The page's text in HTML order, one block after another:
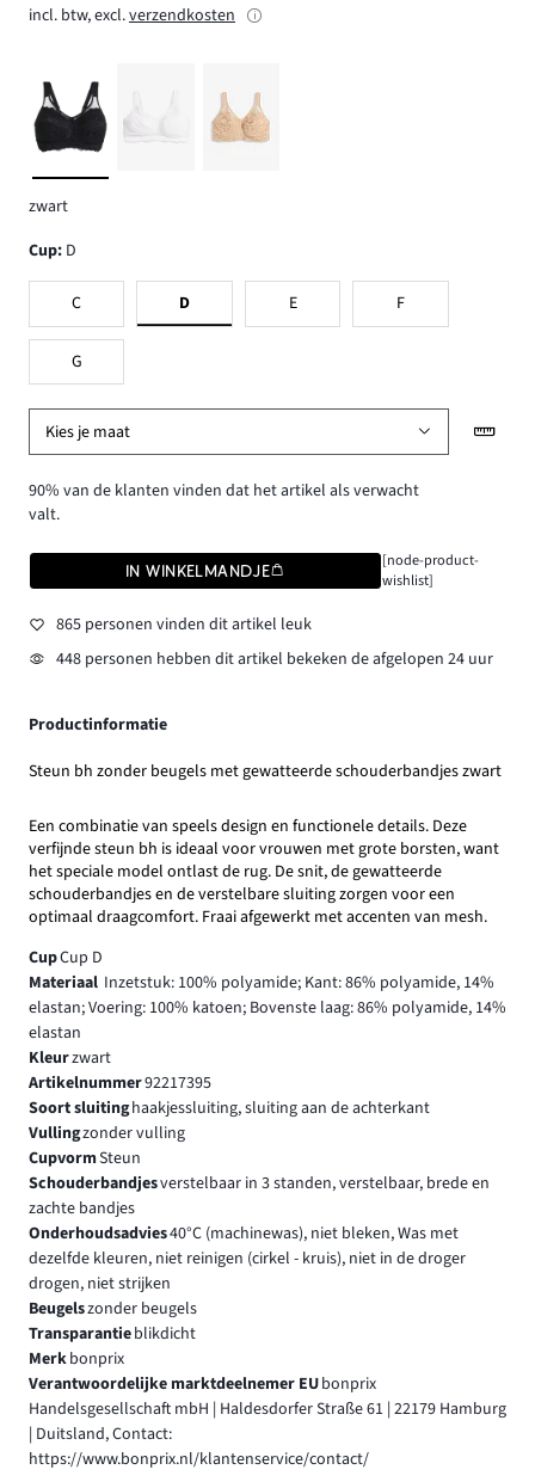
incl. btw, excl.verzendkosten
zwart
Cup: D
C D E F
G
Kies je maat
90% van de klanten vinden dat het artikel als verwacht
valt.
IN WINKELMANDJE
[node-product-
wishlist]
865 personen vinden dit artikel leuk
448 personen hebben dit artikel bekeken de afgelopen 24 uur
Productinformatie
Steun bh zonder beugels met gewatteerde schouderbandjes zwart
Een combinatie van speels design en functionele details. Deze
verfijnde steun bh is ideaal voor vrouwen met grote borsten, want
het speciale model ontlast de rug. De snit, de gewatteerde
schouderbandjes en de verstelbare sluiting zorgen voor een
optimaal draagcomfort. Fraai afgewerkt met accenten van mesh.
CupCup D
Materiaal Inzetstuk: 100% polyamide; Kant: 86% polyamide, 14%
elastan; Voering: 100% katoen; Bovenste laag: 86% polyamide, 14%
elastan
Kleurzwart
Artikelnummer92217395
Soort sluitinghaakjessluiting, sluiting aan de achterkant
Vullingzonder vulling
CupvormSteun
Schouderbandjesverstelbaar in 3 standen, verstelbaar, brede en
zachte bandjes
Onderhoudsadvies40°C (machinewas), niet bleken, Was met
dezelfde kleuren, niet reinigen (cirkel - kruis), niet in de droger
drogen, niet strijken
Beugelszonder beugels
Transparantieblikdicht
Merkbonprix
Verantwoordelijke marktdeelnemer EUbonprix
Handelsgesellschaft mbH | Haldesdorfer Straße 61 | 22179 Hamburg
| Duitsland, Contact:
https://www.bonprix.nl/klantenservice/contact/